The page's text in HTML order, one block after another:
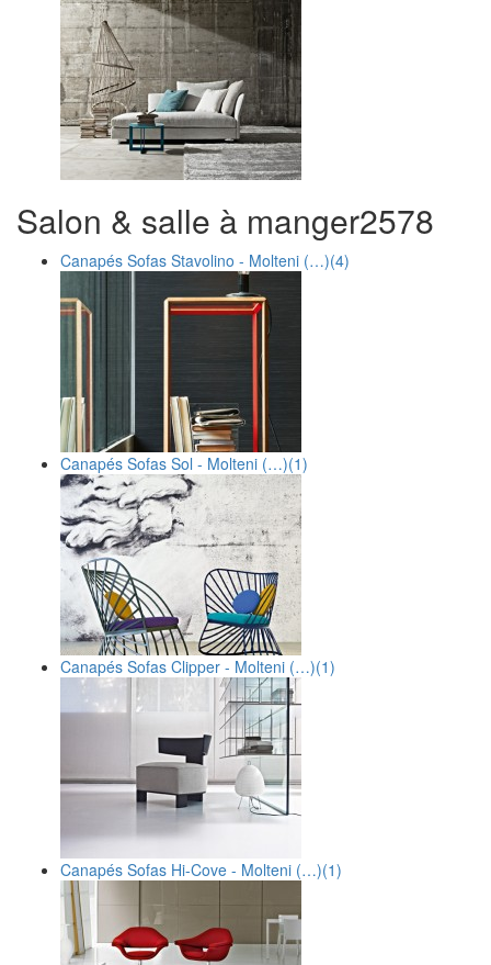
Salon & salle à manger2578
Canapés Sofas Stavolino - Molteni (…)(4)
Canapés Sofas Sol - Molteni (…)(1)
Canapés Sofas Clipper - Molteni (…)(1)
Canapés Sofas Hi-Cove - Molteni (…)(1)